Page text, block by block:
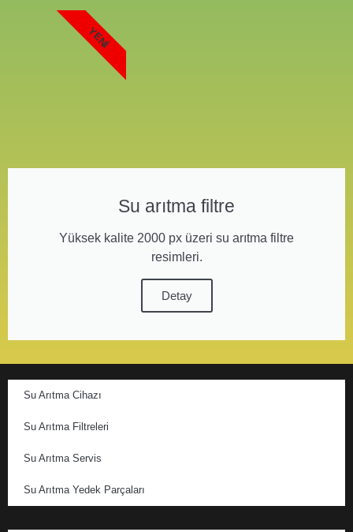
Su arıtma filtre
Yüksek kalite 2000 px üzeri su arıtma filtre
resimleri.
Detay
YENI
Su Arıtma Cihazı
Su Arıtma Filtreleri
Su Arıtma Servis
Su Arıtma Yedek Parçaları